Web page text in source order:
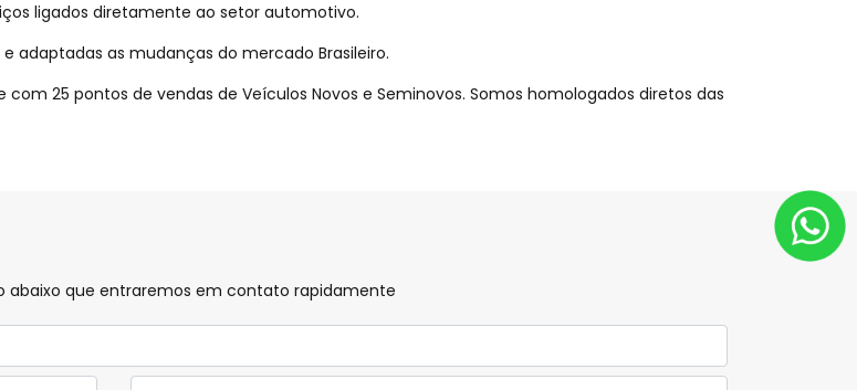
ligados diretamente ao setor automotivo.
adaptadas as mudanças do mercado Brasileiro.
25 pontos de vendas de Veículos Novos e Seminovos. Somos homologados diretos das
abaixo que entraremos em contato rapidamente